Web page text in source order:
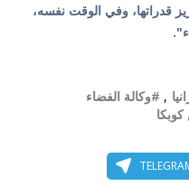
قدراتها، وفي الوقت نفسه،
, #وكالة الفضاء